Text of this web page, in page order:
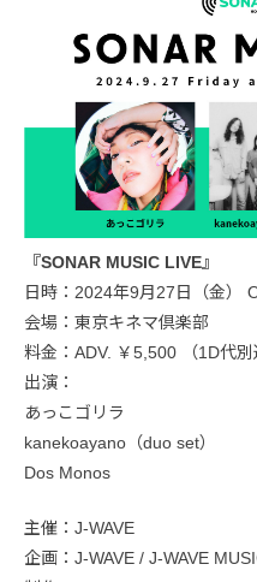
『SONAR MUSIC LIVE』
日時：2024年9月27日（金）
会場：東京キネマ倶楽部
料金：ADV. ￥5,500 （1D代別
出演：
あっこゴリラ
kanekoayano（duo set）
Dos Monos
主催：J-WAVE
企画：J-WAVE / J-WAVE